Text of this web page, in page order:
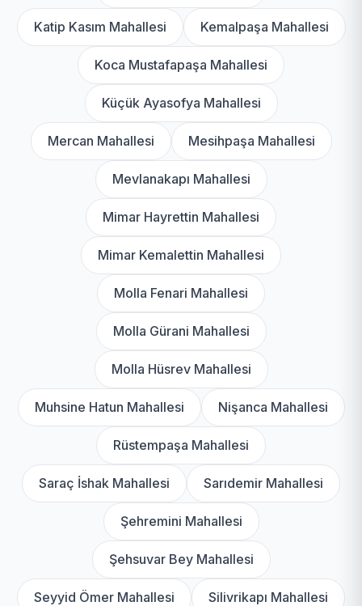
Katip Kasım Mahallesi Kemalpaşa Mahallesi
Koca Mustafapaşa Mahallesi
Küçük Ayasofya Mahallesi
Mercan Mahallesi Mesihpaşa Mahallesi
Mevlanakapı Mahallesi
Mimar Hayrettin Mahallesi
Mimar Kemalettin Mahallesi
Molla Fenari Mahallesi
Molla Gürani Mahallesi
Molla Hüsrev Mahallesi
Muhsine Hatun Mahallesi Nişanca Mahallesi
Rüstempaşa Mahallesi
Saraç İshak Mahallesi Sarıdemir Mahallesi
Şehremini Mahallesi
Şehsuvar Bey Mahallesi
Seyyid Ömer Mahallesi Silivrikapı Mahallesi